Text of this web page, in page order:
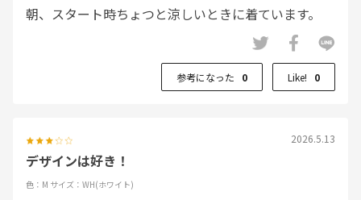
朝、スタート時ちょつと涼しいときに着ています。
参考になった 0 Like! 0
2026.5.13
デザインは好き！
色：M サイズ：WH(ホワイト)